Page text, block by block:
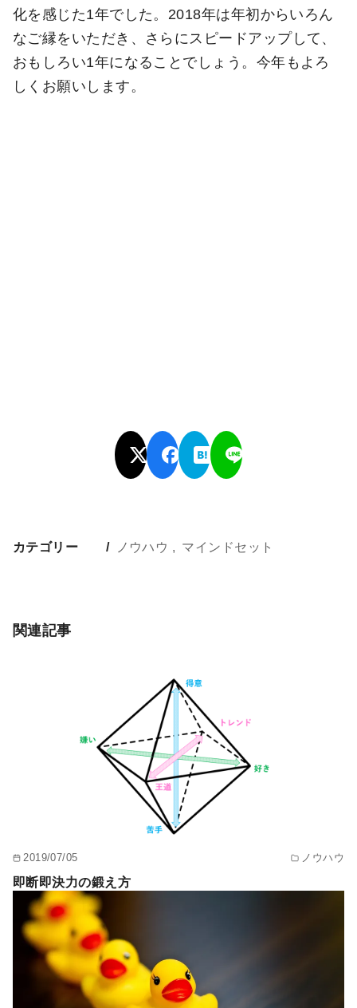
化を感じた1年でした。2018年は年初からいろん
なご縁をいただき、さらにスピードアップして、
おもしろい1年になることでしょう。今年もよろ
しくお願いします。
カテゴリー ノウハウ マインドセット
関連記事
2019/07/05 ノウハウ
即断即決力の鍛え方